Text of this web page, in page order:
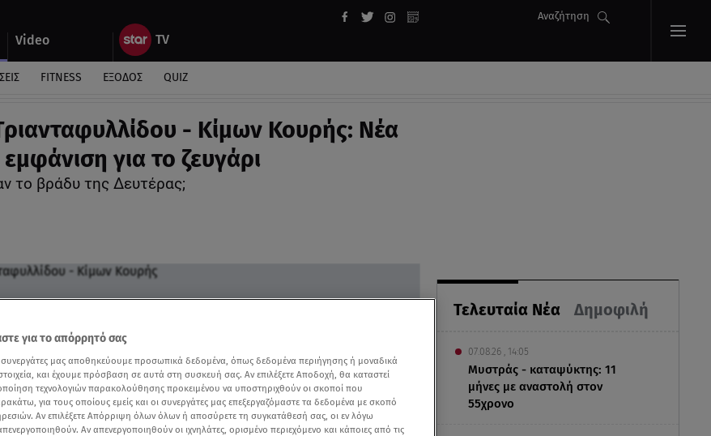
Video
Αναζήτηση
FITNESS ΕΞΟΔΟΣ QUIZ
- Κίμων Κουρής: Νέα
για το ζευγάρι
το βράδυ της Δευτέρας;
Τελευταία Νέα Δημοφιλή
07.08.26 , 14:05
Μυστράς - καταψύκτης: 11
μήνες με αναστολή στον
55χρονο
για το απόρρητό σας
συνεργάτες μας αποθηκεύουμε προσωπικά δεδομένα, όπως δεδομένα περιήγησης ή μοναδικά
και έχουμε πρόσβαση σε αυτά στη συσκευή σας. Αν επιλέξετε Αποδοχή, θα καταστεί
τεχνολογιών παρακολούθησης προκειμένου να υποστηριχθούν οι σκοποί που
για τους οποίους εμείς και οι συνεργάτες μας επεξεργαζόμαστε τα δεδομένα με σκοπό
Αν επιλέξετε Απόρριψη όλων όλων ή αποσύρετε τη συγκατάθεσή σας, οι εν λόγω
Αν απενεργοποιηθούν οι ιχνηλάτες, ορισμένο περιεχόμενο και κάποιες από τις